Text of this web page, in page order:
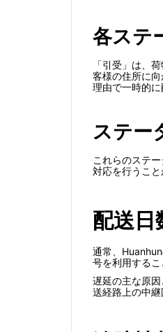
各ステ
「引受」は、
客様の住所に
理由で一時的に
ステー
これらのステ
対応を行うこと
配送日
通常、
号を利用するこ
遅延の主な原
送経路上の中